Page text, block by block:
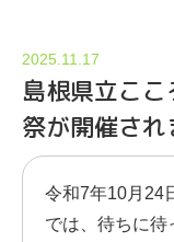
2025.11.17
島根県立こ
祭が開催され
令和7年10月24
では、待ちに待